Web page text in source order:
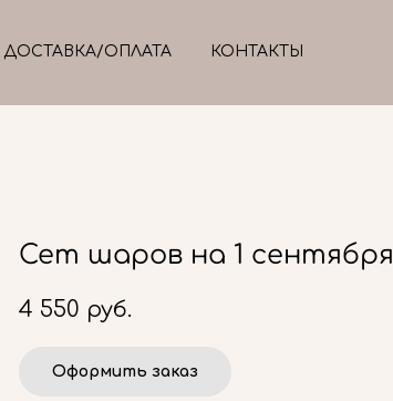
ДОСТАВКА/ОПЛАТА КОНТАКТЫ
Сет шаров на 1 сентября
4 550 руб.
Оформить заказ